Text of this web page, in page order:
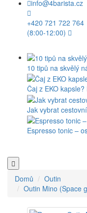
info@4barista.cz
+420 721 722 764
(8:00-12:00)
10 tipů na skvělý
Čaj z EKO kapsle?
Jak vybrat
Espresso tonic –
Domů
Outin
Outin Mino (Space